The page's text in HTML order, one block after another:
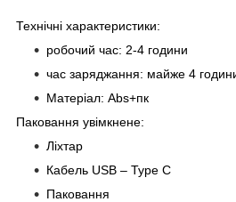
Технічні характеристики:
робочий час: 2-4 години
час заряджання: майже 4
Матеріал: Abs+пк
Паковання увімкнене:
Ліхтар
Кабель USB – Type C
Паковання